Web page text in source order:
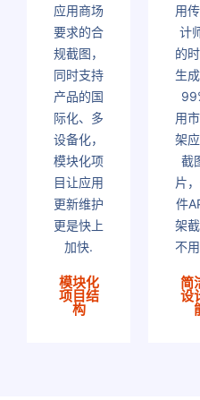
应用商场
要求的合
规截图，
同时支持
产品的国
际化、多
设备化，
模块化项
目让应用
更新维护
更是快上
加快.
模块化
项目结
构
用
计
的时
生
用
架
截
片
件
架
不
简
设